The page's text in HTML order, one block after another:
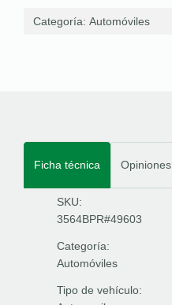
Categoría: Automóviles
Ficha técnica Opiniones
SKU:
3564BPR#49603
Categoría:
Automóviles
Tipo de vehículo: